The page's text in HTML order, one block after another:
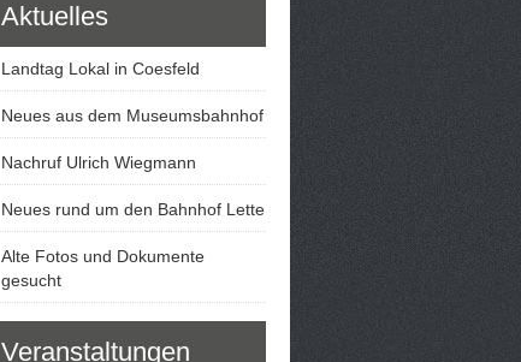
Aktuelles
Landtag Lokal in Coesfeld
Neues aus dem Museumsbahnhof
Nachruf Ulrich Wiegmann
Neues rund um den Bahnhof Lette
Alte Fotos und Dokumente
gesucht
Veranstaltungen